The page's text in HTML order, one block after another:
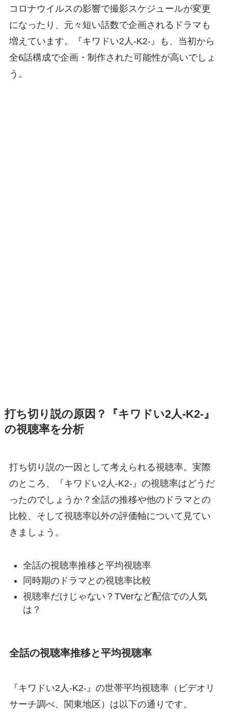
コロナウイルスの影響で撮影スケジュールが変更
になったり、元々短い話数で企画されるドラマも
増えています。『キワドい2人-K2-』も、当初から
全6話構成で企画・制作された可能性が高いでしょ
う。
打ち切り説の原因？『キワドい2人-K2-』
の視聴率を分析
打ち切り説の一因として考えられる視聴率。実際
のところ、『キワドい2人-K2-』の視聴率はどうだ
ったのでしょうか？全話の推移や他のドラマとの
比較、そして視聴率以外の評価軸について見てい
きましょう。
全話の視聴率推移と平均視聴率
同時期のドラマとの視聴率比較
視聴率だけじゃない？TVerなど配信での人気
は？
全話の視聴率推移と平均視聴率
『キワドい2人-K2-』の世帯平均視聴率（ビデオリ
サーチ調べ、関東地区）は以下の通りです。